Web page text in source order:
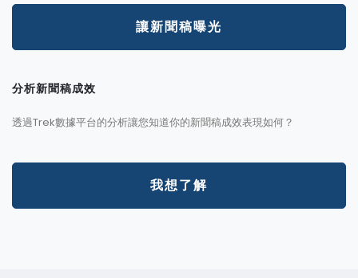
讓新聞稿曝光
分析新聞稿成效
透過Trek數據平台的分析讓您知道你的新聞稿成效表現如何？
我想了解